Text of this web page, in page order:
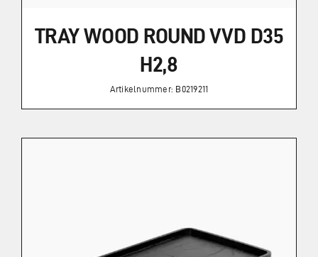
TRAY WOOD ROUND VVD D35
H2,8
Artikelnummer: B0219211